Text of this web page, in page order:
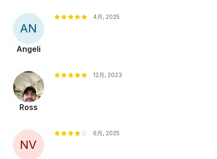
AN
Angeli
4月, 2025
Ross
12月, 2023
NV
6月, 2025